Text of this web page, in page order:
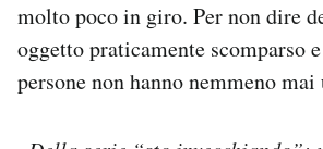
molto poco in giro. Per non dire
oggetto praticamente scomparso
persone non hanno nemmeno